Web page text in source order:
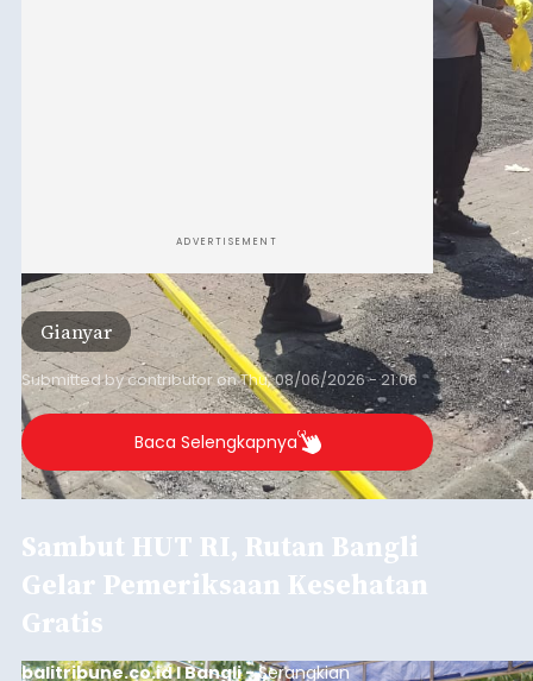
ADVERTISEMENT
Gianyar
Submitted bycontributoronThu, 08/06/2026 - 21:06
Baca Selengkapnya
Sambut HUT RI, Rutan Bangli
Gelar Pemeriksaan Kesehatan
Gratis
balitribune.co.id I Bangli -Serangkian